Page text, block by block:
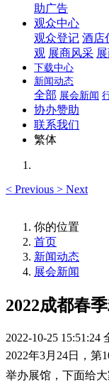
助广告
观众中心
观众登记 酒店
观 展商风采
下载中心
新闻动态
全部 展会新闻
协办赞助
联系我们
繁体
< Previous > Next
你的位置
首页
新闻动态
展会新闻
2022成都春
2022-10-25 15:51:24
2022年3月24日，第
举办展馆，下面给